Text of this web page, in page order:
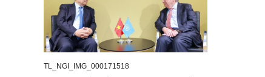
TL_NGI_IMG_000171518